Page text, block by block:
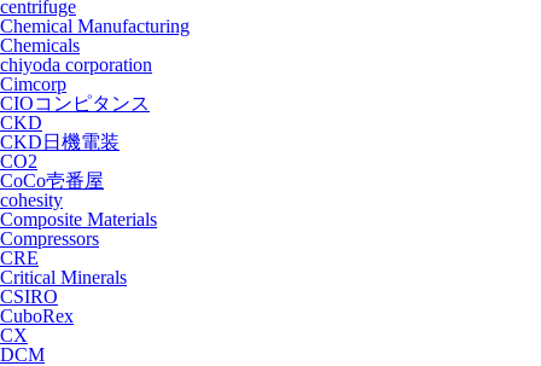
centrifuge
Chemical Manufacturing
Chemicals
chiyoda corporation
Cimcorp
CIOコンピタンス
CKD
CKD日機電装
CO2
CoCo壱番屋
cohesity
Composite Materials
Compressors
CRE
Critical Minerals
CSIRO
CuboRex
CX
DCM